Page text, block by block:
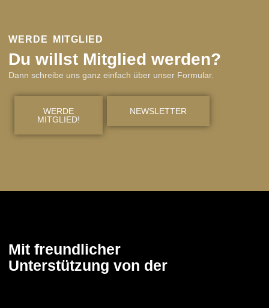
WERDE MITGLIED
Du willst Mitglied werden?
Dann schreibe uns ganz einfach über unser Formular.
WERDE
MITGLIED!
NEWSLETTER
Mit freundlicher
Unterstützung von der